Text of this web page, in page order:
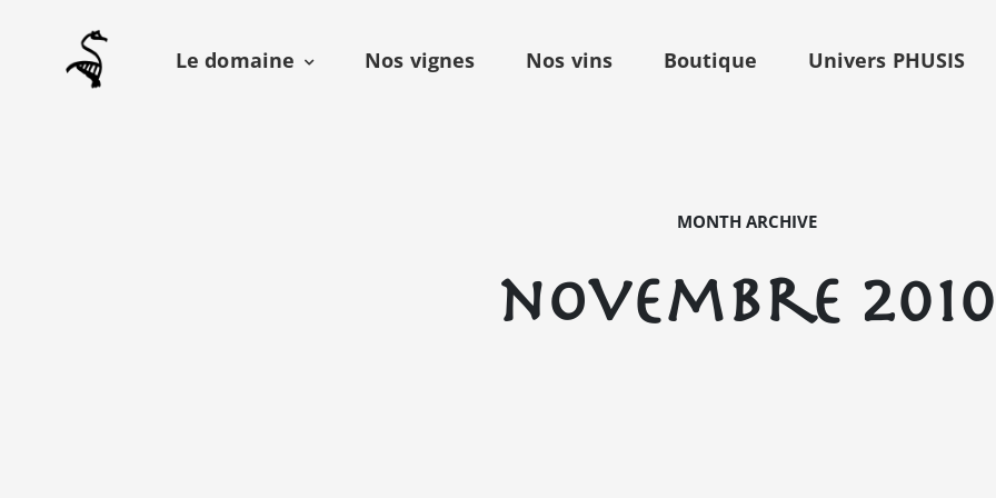
Le domaine Nos vignes Nos vins Boutique Univers PHUSIS
MONTH ARCHIVE
novembre 2010